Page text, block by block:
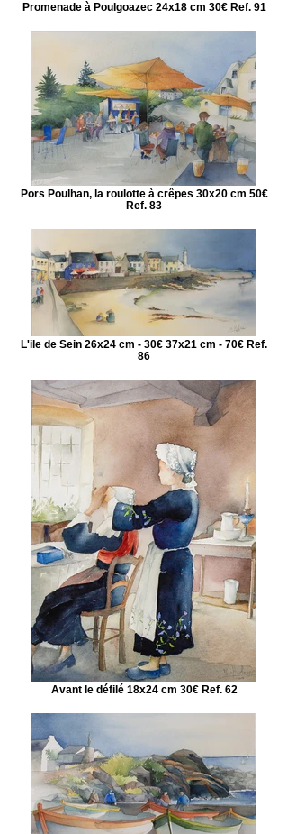
Promenade à Poulgoazec 24x18 cm 30€ Ref. 91
Pors Poulhan, la roulotte à crêpes 30x20 cm 50€
Ref. 83
L'ile de Sein 26x24 cm - 30€ 37x21 cm - 70€ Ref.
86
Avant le défilé 18x24 cm 30€ Ref. 62